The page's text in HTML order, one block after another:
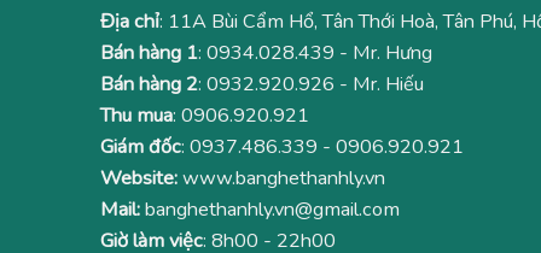
Địa chỉ: 11A Bùi Cẩm Hổ, Tân Thới Hoà, Tân Phú,
Bán hàng 1: 0934.028.439 - Mr. Hưng
Bán hàng 2: 0932.920.926 - Mr. Hiếu
Thu mua: 0906.920.921
Giám đốc: 0937.486.339 - 0906.920.921
Website:www.banghethanhly.vn
Mail:banghethanhly.vn@gmail.com
Giờ làm việc: 8h00 - 22h00